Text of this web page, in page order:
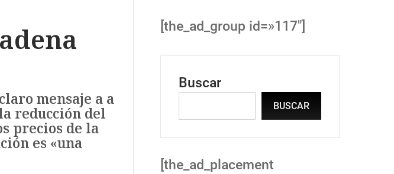
mensaje a a
reducción del
precios de la
es «una
[the_ad_group id=»117″]
Buscar
BUSCAR
[the_ad_placement